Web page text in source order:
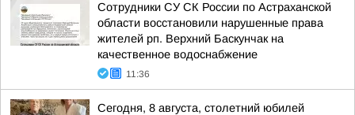
Сотрудники СУ СК России по Астраханской
области восстановили нарушенные права
жителей рп. Верхний Баскунчак на
качественное водоснабжение
11:36
Сегодня, 8 августа, столетний юбилей